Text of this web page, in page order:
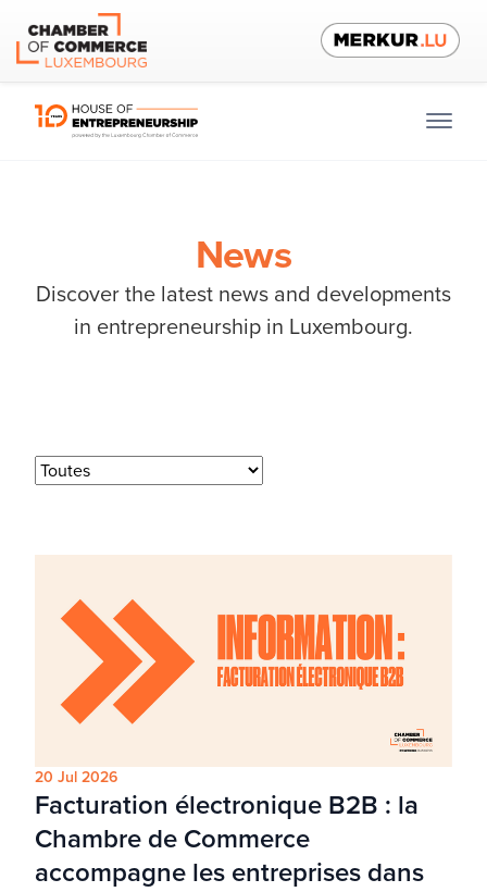
News
Discover the latest news and developments
in entrepreneurship in Luxembourg.
20 Jul 2026
Facturation électronique B2B : la
Chambre de Commerce
accompagne les entreprises dans